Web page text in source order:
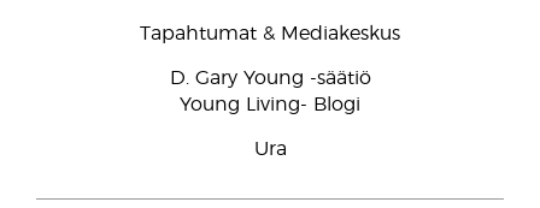
Tapahtumat & Mediakeskus
D. Gary Young -säätiö
Young Living- Blogi
Ura